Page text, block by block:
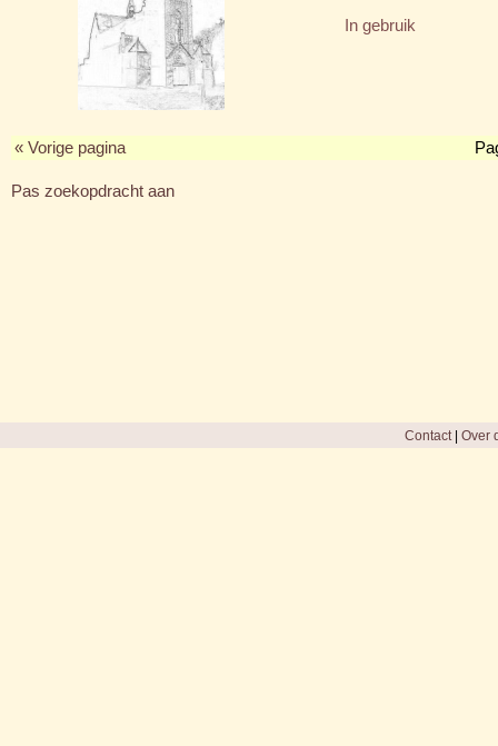
In gebruik
« Vorige pagina
Pas zoekopdracht aan
Contact| Over